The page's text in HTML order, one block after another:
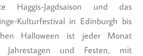
Haggis-Jagdsaison und das
Kulturfestival in Edinburgh bis
Halloween ist jeder Monat
Jahrestagen und Festen, mit